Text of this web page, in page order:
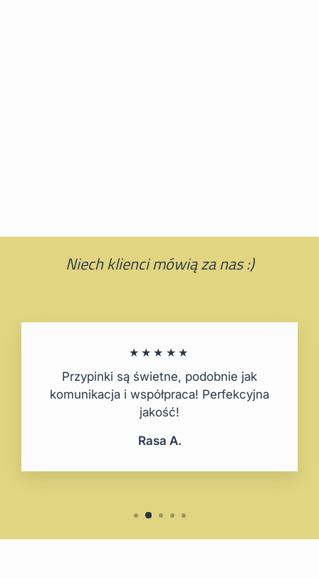
Niech klienci mówią za nas :)
★★★★★
Przypinki są świetne, podobnie jak
komunikacja i współpraca! Perfekcyjna
jakość!
Rasa A.